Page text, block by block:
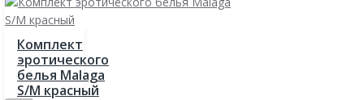
Комплект
эротического
белья Malaga
S/M красный